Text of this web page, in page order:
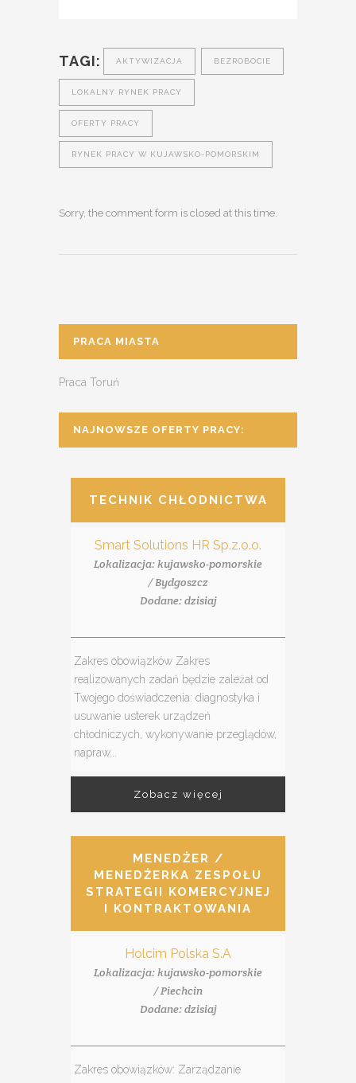
TAGI: AKTYWIZACJA BEZROBOCIE
LOKALNY RYNEK PRACY
OFERTY PRACY
RYNEK PRACY W KUJAWSKO-POMORSKIM
Sorry, the comment form is closed at this time.
PRACA MIASTA
Praca Toruń
NAJNOWSZE OFERTY PRACY:
TECHNIK CHŁODNICTWA
Smart Solutions HR Sp.z.o.o.
Lokalizacja: kujawsko-pomorskie
/ Bydgoszcz
Dodane: dzisiaj
Zakres obowiązków Zakres
realizowanych zadań będzie zależał od
Twojego doświadczenia: diagnostyka i
usuwanie usterek urządzeń
chłodniczych, wykonywanie przeglądów,
napraw...
Zobacz więcej
MENEDŻER /
MENEDŻERKA ZESPOŁU
STRATEGII KOMERCYJNEJ
I KONTRAKTOWANIA
Holcim Polska S.A
Lokalizacja: kujawsko-pomorskie
/ Piechcin
Dodane: dzisiaj
Zakres obowiązków: Zarządzanie